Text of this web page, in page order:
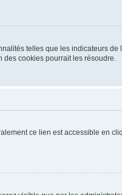
telles que les indicateurs de
cookies pourrait les résoudre.
ce lien est accessible en